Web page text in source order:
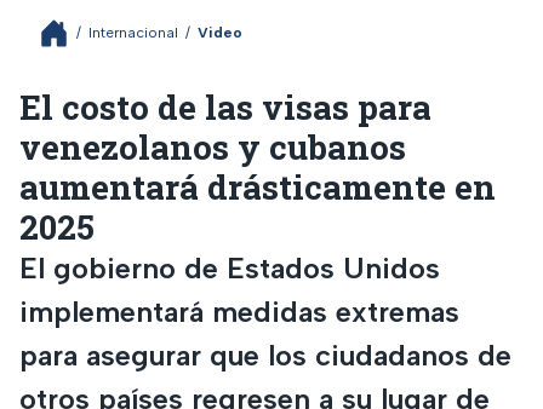
/ Internacional / Video
El costo de las visas para
venezolanos y cubanos
aumentará drásticamente en
2025
El gobierno de Estados Unidos
implementará medidas extremas
para asegurar que los ciudadanos de
otros países regresen a su lugar de